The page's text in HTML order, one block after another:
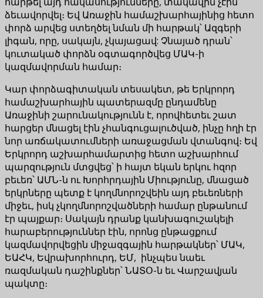
ձեւավորվել։ Եվ Առաջին համաշխարհայինից հետո
փորձ արվեց ստեղծել նման մի հարթակ՝ Ազգերի
լիգան, որը, սակայն, չկայացավ: Չնայած դրան՝
կուտակած փորձն օգտագործվեց ՄԱԿ-ի
կազմավորման համար։
Կար փորձագիտական տեսակետ, թե Երկրորդ
համաշխարհային պատերազմը ընդամենը
Առաջինի շարունակությունն է, որովհետեւ շատ
հարցեր մնացել էին չհանգուցալուծված, ինչը հղի էր
նոր առճակատումների առաջացման վտանգով։ Եվ
Երկրորդ աշխարհամարտից հետո աշխարհում
պարզություն մտցվեց՝ ի հայտ եկան երկու հզոր
բեւեռ՝ ԱՄՆ-ն ու Խորհրդային Միությունը, մնացած
երկրները պետք է կողմնորոշվեին այդ բեւեռների
միջեւ, իսկ չկողմնորոշվածների համար ընթանում
էր պայքար։ Սակայն դրանք կանխագուշակելի
հարաբերություններ էին, որոնց ընթացքում
կազմավորվեցին միջազգային հարթակներ՝ ՄԱԿ,
ԵԱՀԿ, Եվրախորհուրդ, ԵՄ, ինչպես նաեւ
ռազմական դաշինքներ՝ ՆԱՏՕ-ն եւ Վարշավյան
պակտը։